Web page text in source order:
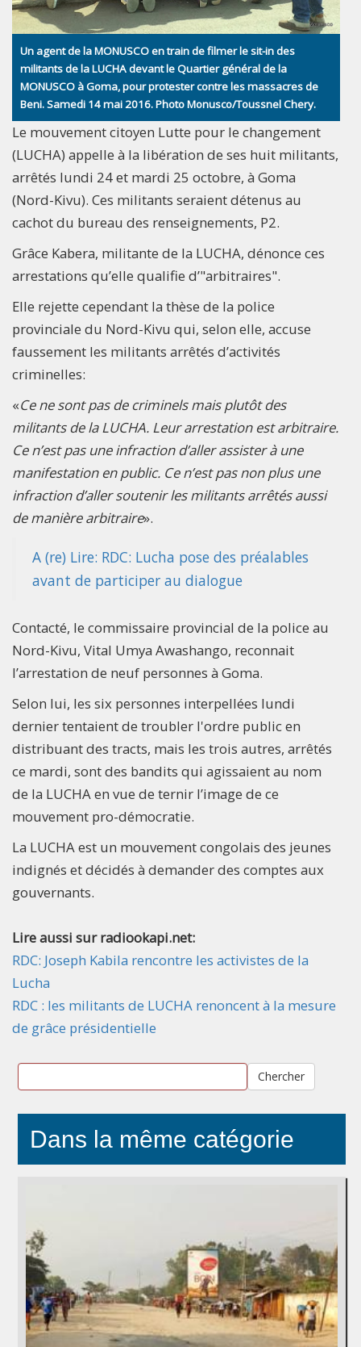
Un agent de la MONUSCO en train de filmer le sit-in des
militants de la LUCHA devant le Quartier général de la
MONUSCO à Goma, pour protester contre les massacres de
Beni. Samedi 14 mai 2016. Photo Monusco/Toussnel Chery.
Le mouvement citoyen Lutte pour le changement
(LUCHA) appelle à la libération de ses huit militants,
arrêtés lundi 24 et mardi 25 octobre, à Goma
(Nord-Kivu). Ces militants seraient détenus au
cachot du bureau des renseignements, P2.
Grâce Kabera, militante de la LUCHA, dénonce ces
arrestations qu’elle qualifie d’"arbitraires".
Elle rejette cependant la thèse de la police
provinciale du Nord-Kivu qui, selon elle, accuse
faussement les militants arrêtés d’activités
criminelles:
«Ce ne sont pas de criminels mais plutôt des
militants de la LUCHA. Leur arrestation est arbitraire.
Ce n’est pas une infraction d’aller assister à une
manifestation en public. Ce n’est pas non plus une
infraction d’aller soutenir les militants arrêtés aussi
de manière arbitraire».
A (re) Lire: RDC: Lucha pose des préalables
avant de participer au dialogue
Contacté, le commissaire provincial de la police au
Nord-Kivu, Vital Umya Awashango, reconnait
l’arrestation de neuf personnes à Goma.
Selon lui, les six personnes interpellées lundi
dernier tentaient de troubler l'ordre public en
distribuant des tracts, mais les trois autres, arrêtés
ce mardi, sont des bandits qui agissaient au nom
de la LUCHA en vue de ternir l’image de ce
mouvement pro-démocratie.
La LUCHA est un mouvement congolais des jeunes
indignés et décidés à demander des comptes aux
gouvernants.
Lire aussi sur radiookapi.net:
RDC: Joseph Kabila rencontre les activistes de la
Lucha
RDC : les militants de LUCHA renoncent à la mesure
de grâce présidentielle
Chercher
Dans la même catégorie